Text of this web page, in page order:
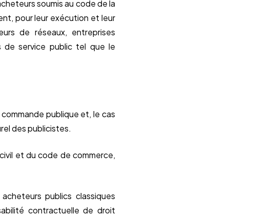
soumis au code de la
pour leur exécution et leur
de réseaux, entreprises
de service public tel que le
publique et, le cas
des publicistes.
et du code de commerce,
publics classiques
contractuelle de droit